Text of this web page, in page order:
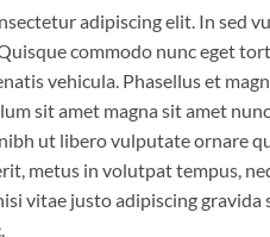
adipiscing elit. In sed
commodo nunc eget
vehicula. Phasellus et
sit amet magna sit amet
ut libero vulputate ornare
metus in volutpat tempus,
vitae justo adipiscing